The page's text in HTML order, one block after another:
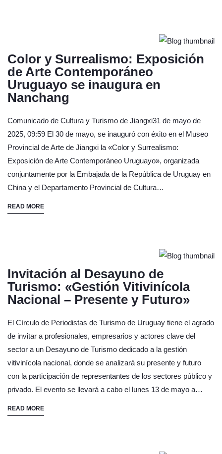
Color y Surrealismo: Exposición
de Arte Contemporáneo
Uruguayo se inaugura en
Nanchang
Comunicado de Cultura y Turismo de Jiangxi31 de mayo de
2025, 09:59 El 30 de mayo, se inauguró con éxito en el Museo
Provincial de Arte de Jiangxi la «Color y Surrealismo:
Exposición de Arte Contemporáneo Uruguayo», organizada
conjuntamente por la Embajada de la República de Uruguay en
China y el Departamento Provincial de Cultura…
READ MORE
Invitación al Desayuno de
Turismo: «Gestión Vitivinícola
Nacional – Presente y Futuro»
El Círculo de Periodistas de Turismo de Uruguay tiene el agrado
de invitar a profesionales, empresarios y actores clave del
sector a un Desayuno de Turismo dedicado a la gestión
vitivinícola nacional, donde se analizará su presente y futuro
con la participación de representantes de los sectores público y
privado. El evento se llevará a cabo el lunes 13 de mayo a…
READ MORE